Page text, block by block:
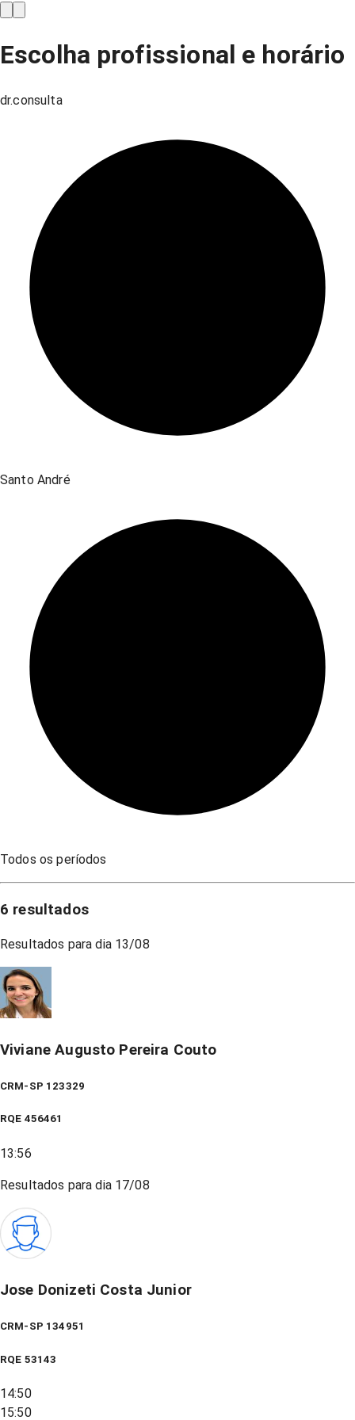
Escolha profissional e horário
dr.consulta
Santo André
Todos os períodos
6 resultados
Resultados para dia 13/08
Viviane Augusto Pereira Couto
CRM-SP 123329
RQE 456461
13:56
Resultados para dia 17/08
Jose Donizeti Costa Junior
CRM-SP 134951
RQE 53143
14:50
15:50